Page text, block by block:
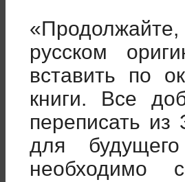
русском
вставить по
книги. Все
переписать
для
необходимо